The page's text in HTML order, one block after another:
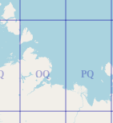
OQ PQ